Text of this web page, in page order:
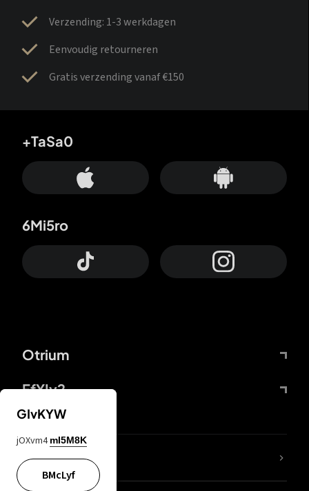
Verzending: 1-3 werkdagen
Eenvoudig retourneren
Gratis verzending vanaf €150
Otrium
FfYIy2
+TaSa0
6Mi5ro
ZbBJcb
GIvKYW
jOXvm4 mI5M8K
BMcLyf